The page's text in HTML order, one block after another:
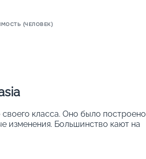
(ЧЕЛОВЕК)
класса. Оно было построено
изменения. Большинство кают на
расходовать ресурсы и
. Также большое внимание